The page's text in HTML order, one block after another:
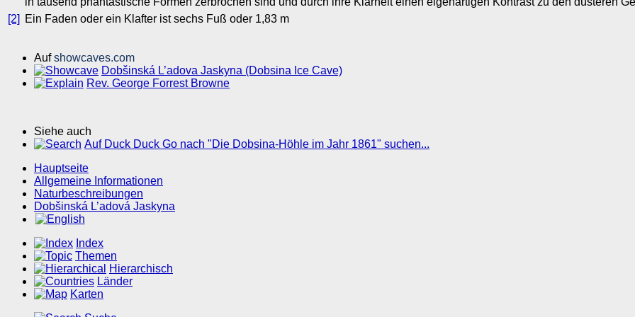
[2]
Ein Faden oder ein Klafter ist sechs Fuß oder 1,83 m
Aufshowcaves.com
Dobšinská L’adova Jaskyna (Dobsina Ice Cave)
Rev. George Forrest Browne
Siehe auch
Auf Duck Duck Go nach "Die Dobsina-Höhle im Jahr 1861" suchen...
Hauptseite
Allgemeine Informationen
Naturbeschreibungen
Dobšinská L’adová Jaskyna
Index
Themen
Hierarchisch
Länder
Karten